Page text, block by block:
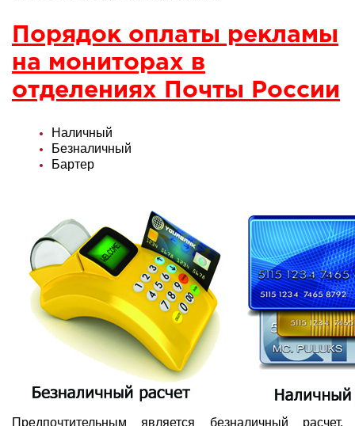
Порядок оплаты рекламы
на мониторах в
отделениях Почты России
Наличный
Безналичный
Бартер
Предпочтительным является безналичный расчет.